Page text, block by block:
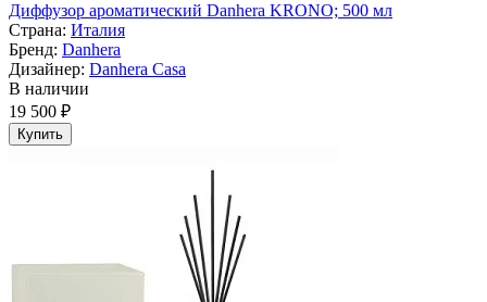
Диффузор ароматический Danhera KRONO; 500 мл
Страна: Италия
Бренд: Danhera
Дизайнер: Danhera Casa
В наличии
19 500 ₽
Купить